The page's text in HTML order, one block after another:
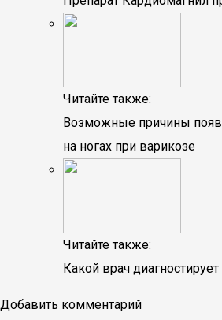
Читайте также:
Возможные причины
на ногах при варикозе
Читайте также:
Какой врач
Добавить комментарий